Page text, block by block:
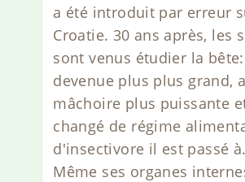
a été introduit par erreur
Croatie. 30 ans après, les
sont venus étudier la
devenue plus plus grand,
mâchoire plus puissante
changé de régime
d'insectivore il est passé
Même ses organes